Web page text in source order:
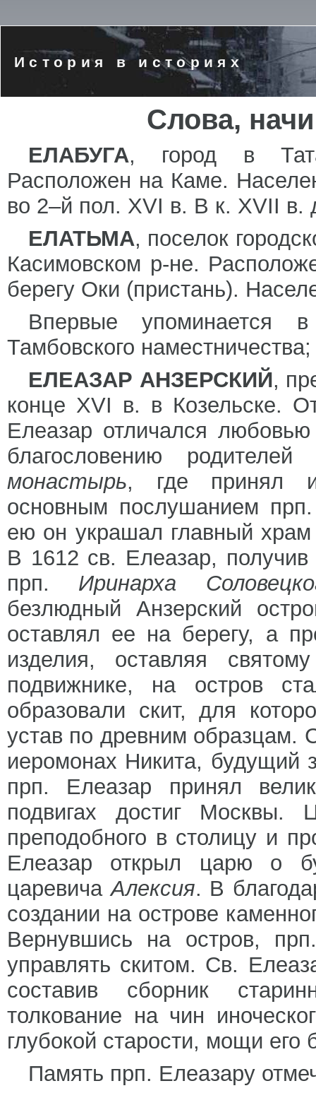
История в историях
Слова,
ЕЛАБУГА, город в
Расположен на Каме.
во 2–й пол. XVI в. В к. XVII в.
ЕЛАТЬМА, поселок
Касимовском р-не.
берегу Оки (пристань).
Впервые
Тамбовского
ЕЛЕАЗАР АНЗЕРСКИЙ,
конце XVI в. в Козельске.
Елеазар отличался
благословению
монастырь, где принял
основным послушанием
ею он украшал главный
В 1612 св. Елеазар, получив
прп. Иринарха
безлюдный Анзерский
оставлял ее на берегу, а
изделия, оставляя
подвижнике, на остров
образовали скит, для
устав по древним образцам.
иеромонах Никита, будущий
прп. Елеазар принял
подвигах достиг
преподобного в столицу и
Елеазар открыл царю о
царевичаАлексия. В
создании на острове
Вернувшись на остров,
управлять скитом. Св.
составив сборник
толкование на чин
глубокой старости, мощи
Память прп. Елеазару